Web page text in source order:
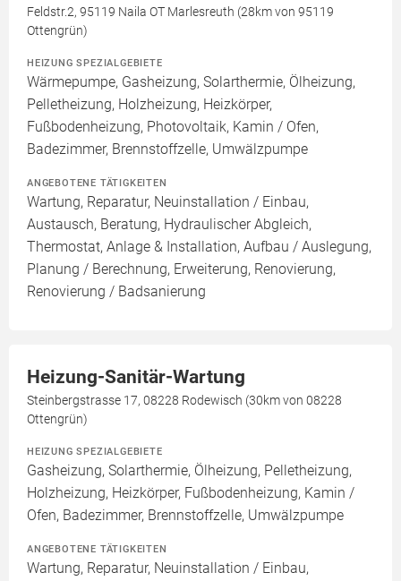
Feldstr.2, 95119 Naila OT Marlesreuth (28km von 95119
Ottengrün)
HEIZUNG SPEZIALGEBIETE
Wärmepumpe, Gasheizung, Solarthermie, Ölheizung,
Pelletheizung, Holzheizung, Heizkörper,
Fußbodenheizung, Photovoltaik, Kamin / Ofen,
Badezimmer, Brennstoffzelle, Umwälzpumpe
ANGEBOTENE TÄTIGKEITEN
Wartung, Reparatur, Neuinstallation / Einbau,
Austausch, Beratung, Hydraulischer Abgleich,
Thermostat, Anlage & Installation, Aufbau / Auslegung,
Planung / Berechnung, Erweiterung, Renovierung,
Renovierung / Badsanierung
Heizung-Sanitär-Wartung
Steinbergstrasse 17, 08228 Rodewisch (30km von 08228
Ottengrün)
HEIZUNG SPEZIALGEBIETE
Gasheizung, Solarthermie, Ölheizung, Pelletheizung,
Holzheizung, Heizkörper, Fußbodenheizung, Kamin /
Ofen, Badezimmer, Brennstoffzelle, Umwälzpumpe
ANGEBOTENE TÄTIGKEITEN
Wartung, Reparatur, Neuinstallation / Einbau,